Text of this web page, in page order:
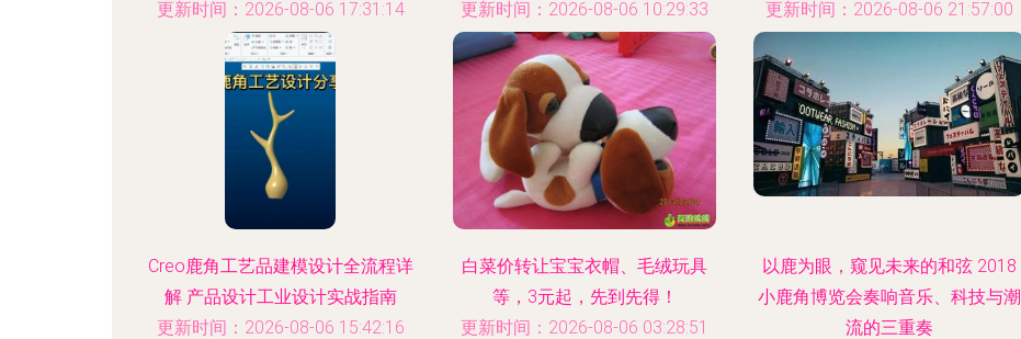
更新时间：2026-08-06 17:31:14
更新时间：2026-08-06 10:29:33
更新时间：2026-08-06 21:57:00
Creo鹿角工艺品建模设计全流程详
解 产品设计工业设计实战指南
更新时间：2026-08-06 15:42:16
白菜价转让宝宝衣帽、毛绒玩具
等，3元起，先到先得！
更新时间：2026-08-06 03:28:51
以鹿为眼，窥见未来的和弦 2018
小鹿角博览会奏响音乐、科技与潮
流的三重奏